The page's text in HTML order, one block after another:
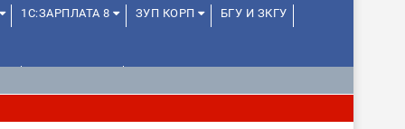
1С:ЗАРПЛАТА 8 ЗУП КОРП БГУ И ЗКГУ